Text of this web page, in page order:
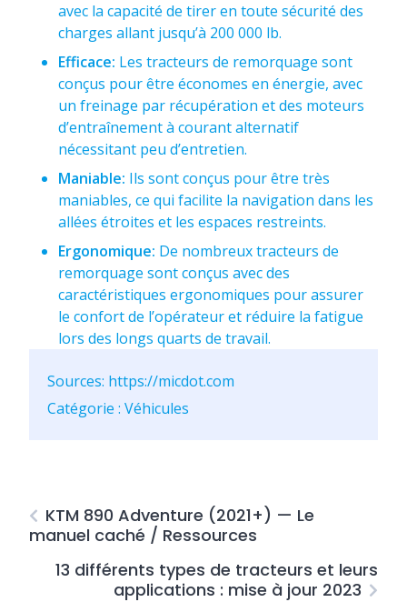
avec la capacité de tirer en toute sécurité des
charges allant jusqu’à 200 000 lb.
Efficace: Les tracteurs de remorquage sont
conçus pour être économes en énergie, avec
un freinage par récupération et des moteurs
d’entraînement à courant alternatif
nécessitant peu d’entretien.
Maniable: Ils sont conçus pour être très
maniables, ce qui facilite la navigation dans les
allées étroites et les espaces restreints.
Ergonomique: De nombreux tracteurs de
remorquage sont conçus avec des
caractéristiques ergonomiques pour assurer
le confort de l’opérateur et réduire la fatigue
lors des longs quarts de travail.
Sources: https://micdot.com
Catégorie : Véhicules
KTM 890 Adventure (2021+) — Le
manuel caché / Ressources
13 différents types de tracteurs et leurs
applications : mise à jour 2023